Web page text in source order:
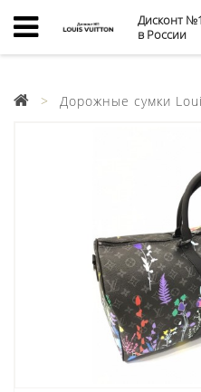
Дисконт №1
в России
Дорожные сумки